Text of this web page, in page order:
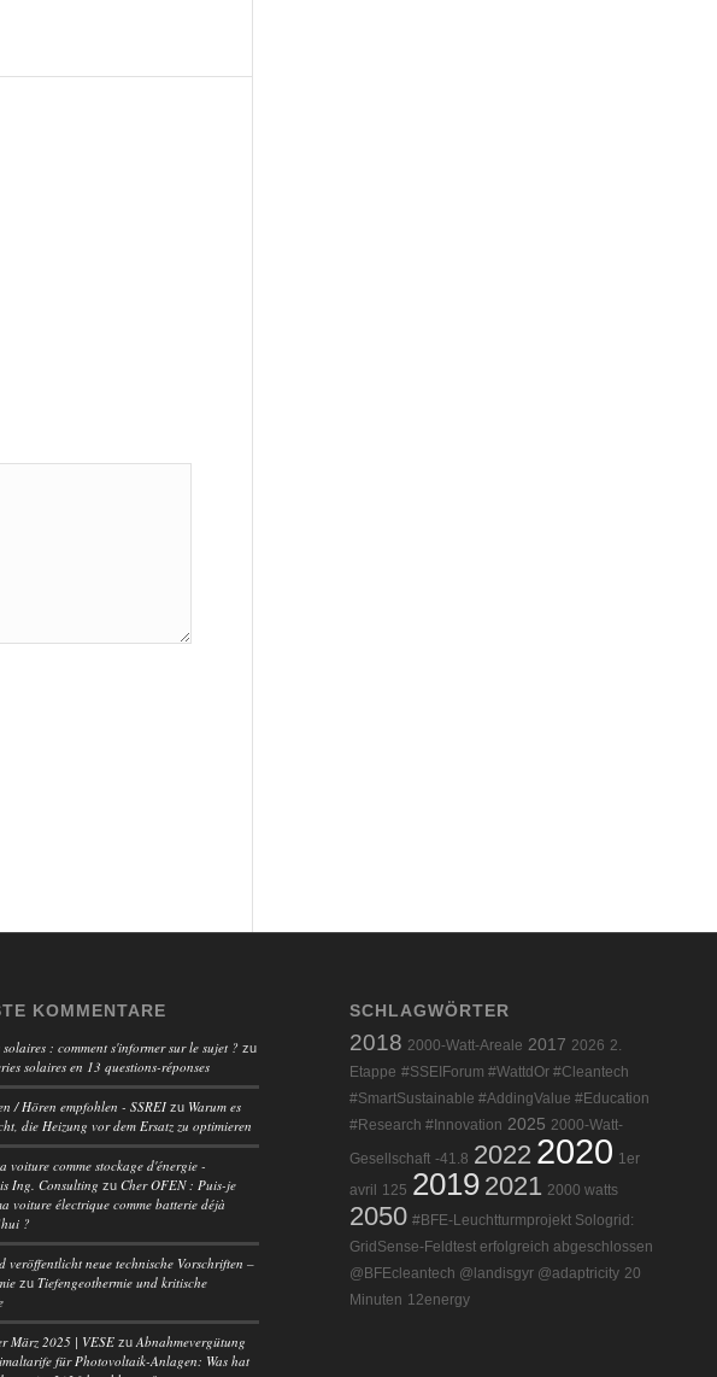
KOMMENTARE
solaires : comment s'informer sur le sujet ? zu
solaires en 13 questions-réponses
/ Hören empfohlen - SSREI zu Warum es
die Heizung vor dem Ersatz zu optimieren
voiture comme stockage d'énergie -
Ing. Consulting zuCher OFEN : Puis-je
voiture électrique comme batterie déjà
?
veröffentlicht neue technische Vorschriften –
zuTiefengeothermie und kritische
März 2025 | VESE zuAbnahmevergütung
für Photovoltaik-Anlagen: Was hat
SCHLAGWÖRTER
2018 2000-Watt-Areale 2017 2026 2.
Etappe #SSEIForum #WattdOr #Cleantech
#SmartSustainable #AddingValue #Education
#Research #Innovation 2025 2000-Watt-
Gesellschaft -41.8 2022 2020 1er
avril
125 2019 2021 2000 watts
2050 #BFE-Leuchtturmprojekt Sologrid:
GridSense-Feldtest erfolgreich abgeschlossen
@BFEcleantech @landisgyr @adaptricity 20
Minuten 12energy